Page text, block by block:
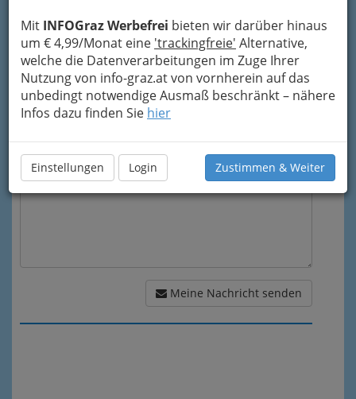
Mit INFOGraz Werbefrei bieten wir darüber hinaus
um € 4,99/Monat eine 'trackingfreie' Alternative,
welche die Datenverarbeitungen im Zuge Ihrer
Nutzung von info-graz.at von vornherein auf das
unbedingt notwendige Ausmaß beschränkt – nähere
Infos dazu finden Sie hier
Einstellungen Login Zustimmen & Weiter
Mein Betreff
Meine Nachricht
Meine Nachricht senden